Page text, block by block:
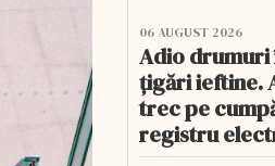
06 AUGUST 2026
Adio drumuri
țigări ieftine.
trec pe
registru